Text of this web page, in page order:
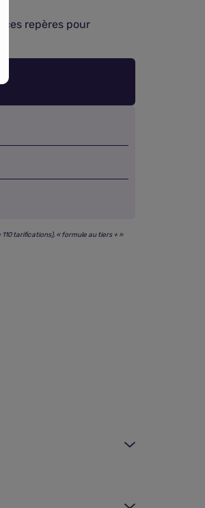
ces repères pour
tarifications), « formule au tiers + »